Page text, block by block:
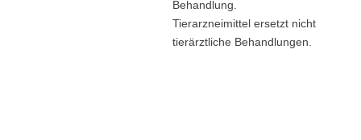
Behandlung.
Tierarzneimittel ersetzt nicht
tierärztliche Behandlungen.